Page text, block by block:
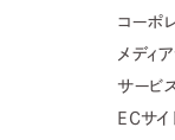
コーポ
メディ
サービ
ECサイ